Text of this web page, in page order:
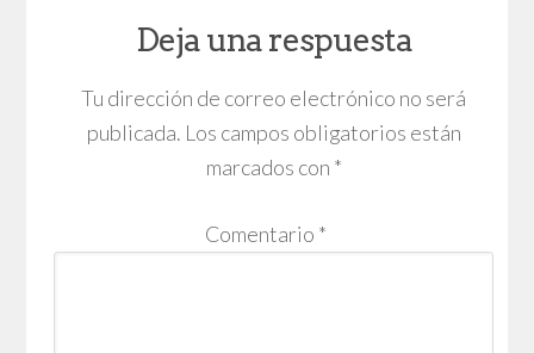
Deja una respuesta
Tu dirección de correo electrónico no será
publicada. Los campos obligatorios están
marcados con *
Comentario *